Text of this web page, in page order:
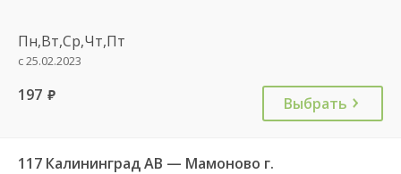
Пн,Вт,Ср,Чт,Пт
с 25.02.2023
197 руб. Выбрать
117 Калининград АВ — Мамоново г.